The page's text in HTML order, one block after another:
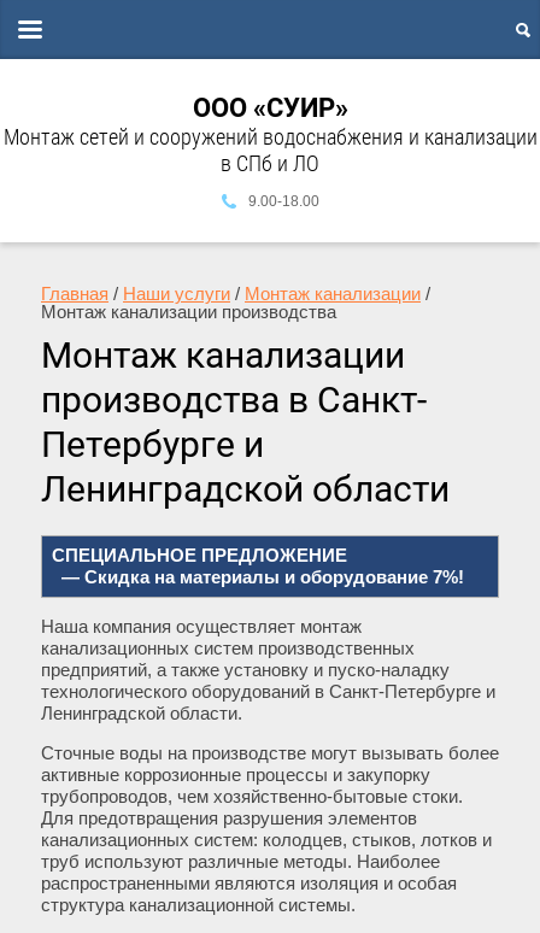
ООО «СУИР»
Монтаж сетей и сооружений водоснабжения и канализации
в СПб и ЛО
9.00-18.00
Главная / Наши услуги / Монтаж канализации /
Монтаж канализации производства
Монтаж канализации
производства в Санкт-
Петербурге и
Ленинградской области
СПЕЦИАЛЬНОЕ ПРЕДЛОЖЕНИЕ
— Скидка на материалы и оборудование 7%!
Наша компания осуществляет монтаж
канализационных систем производственных
предприятий, а также установку и пуско-наладку
технологического оборудований в Санкт-Петербурге и
Ленинградской области.
Сточные воды на производстве могут вызывать более
активные коррозионные процессы и закупорку
трубопроводов, чем хозяйственно-бытовые стоки.
Для предотвращения разрушения элементов
канализационных систем: колодцев, стыков, лотков и
труб используют различные методы. Наиболее
распространенными являются изоляция и особая
структура канализационной системы.